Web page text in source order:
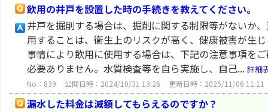
飲用の井戸を設置した時の手続きを教えてください。
井戸を掘削する場合は、掘削に関する制限等がないか
用することは、衛生上のリスクが高く、健康被害が生
事情により飲用に使用する場合は、下記の注意事項を
必要ありません。水質検査等を自ら実施し、自己... 詳細
No：839 公開日時：2024/10/31 13:26 更新日時：2025/11/06 11:11
漏水した料金は減額してもらえるのですか？